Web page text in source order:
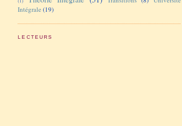
Intégrale (19)
LECTEURS